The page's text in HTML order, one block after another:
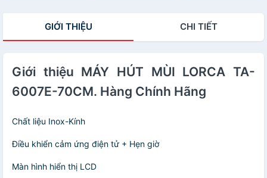
GIỚI THIỆU CHI TIẾT
Giới thiệu MÁY HÚT MÙI LORCA TA-
6007E-70CM. Hàng Chính Hãng
Chất liệu Inox-Kính
Điều khiển cảm ứng điện tử + Hẹn giờ
Màn hình hiển thị LCD